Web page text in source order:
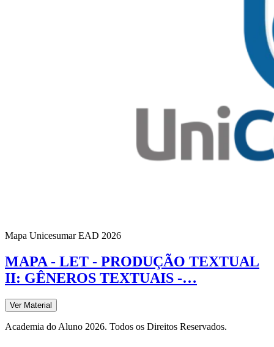
Mapa Unicesumar EAD 2026
MAPA - LET - PRODUÇÃO TEXTUAL
II: GÊNEROS TEXTUAIS -…
Ver Material
Academia do Aluno 2026. Todos os Direitos Reservados.